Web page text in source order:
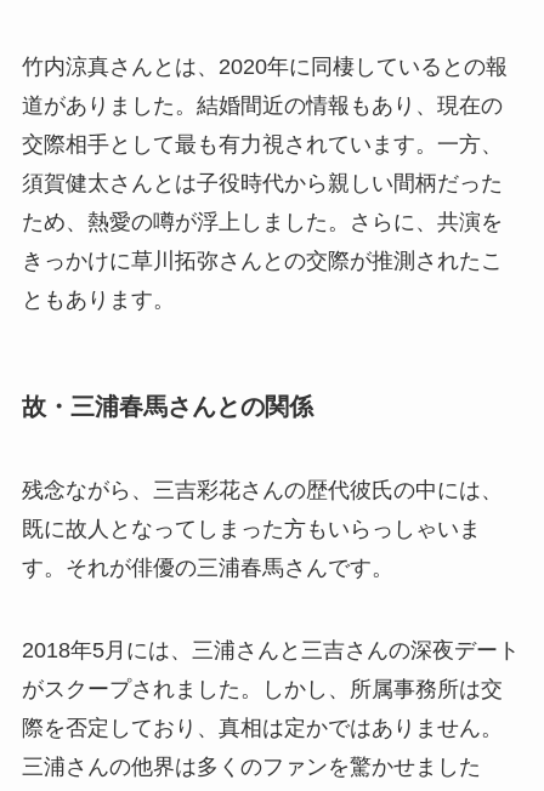
竹内涼真さんとは、2020年に同棲しているとの報
道がありました。結婚間近の情報もあり、現在の
交際相手として最も有力視されています。一方、
須賀健太さんとは子役時代から親しい間柄だった
ため、熱愛の噂が浮上しました。さらに、共演を
きっかけに草川拓弥さんとの交際が推測されたこ
ともあります。
故・三浦春馬さんとの関係
残念ながら、三吉彩花さんの歴代彼氏の中には、
既に故人となってしまった方もいらっしゃいま
す。それが俳優の三浦春馬さんです。
2018年5月には、三浦さんと三吉さんの深夜デート
がスクープされました。しかし、所属事務所は交
際を否定しており、真相は定かではありません。
三浦さんの他界は多くのファンを驚かせました